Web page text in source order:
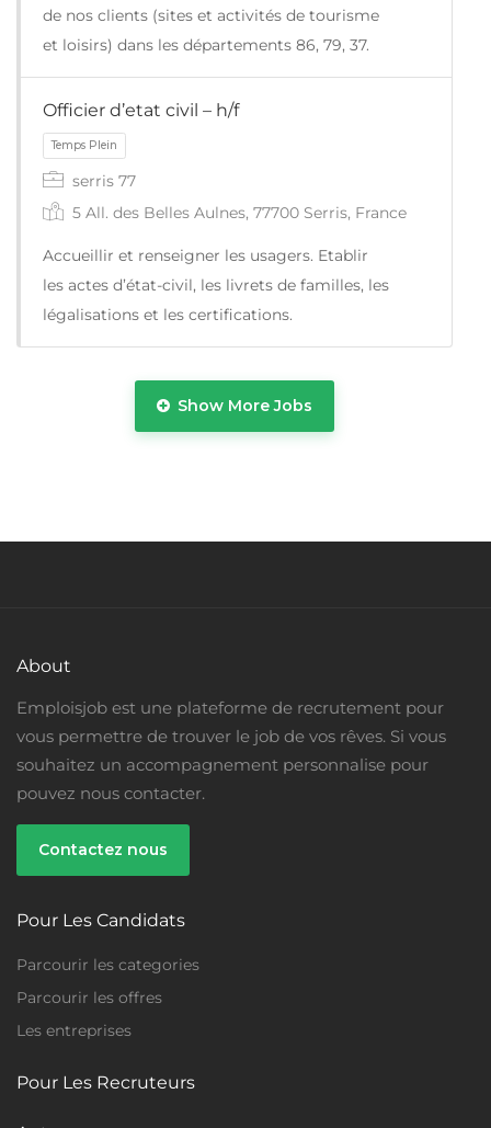
Temps Plein
de nos clients (sites et activités de tourisme
et loisirs) dans les départements 86, 79, 37.
Officier d’etat civil – h/f
Temps Plein
serris 77
5 All. des Belles Aulnes, 77700 Serris, France
Accueillir et renseigner les usagers. Etablir
les actes d’état-civil, les livrets de familles, les
légalisations et les certifications.
Show More Jobs
About
Emploisjob est une plateforme de recrutement pour
vous permettre de trouver le job de vos rêves. Si vous
souhaitez un accompagnement personnalise pour
pouvez nous contacter.
Contactez nous
Pour Les Candidats
Parcourir les categories
Parcourir les offres
Les entreprises
Pour Les Recruteurs